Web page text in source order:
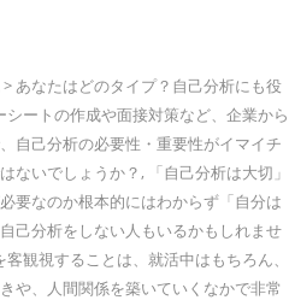
あなたはどのタイプ？自己分析にも役
ートの作成や面接対策など、企業から
自己分析の必要性・重要性がイマイチ
ないでしょうか？, 「自己分析は大切」
要なのか根本的にはわからず「自分は
己分析をしない人もいるかもしれませ
観視することは、就活中はもちろん、
や、人間関係を築いていくなかで非常